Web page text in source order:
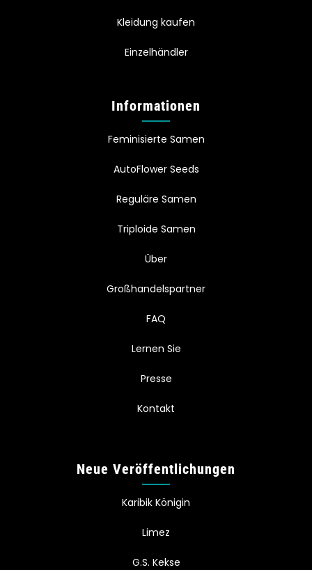
Kleidung kaufen
Einzelhändler
Informationen
Feminisierte Samen
AutoFlower Seeds
Reguläre Samen
Triploide Samen
Über
Großhandelspartner
FAQ
Lernen Sie
Presse
Kontakt
Neue Veröffentlichungen
Karibik Königin
Limez
G.S. Kekse